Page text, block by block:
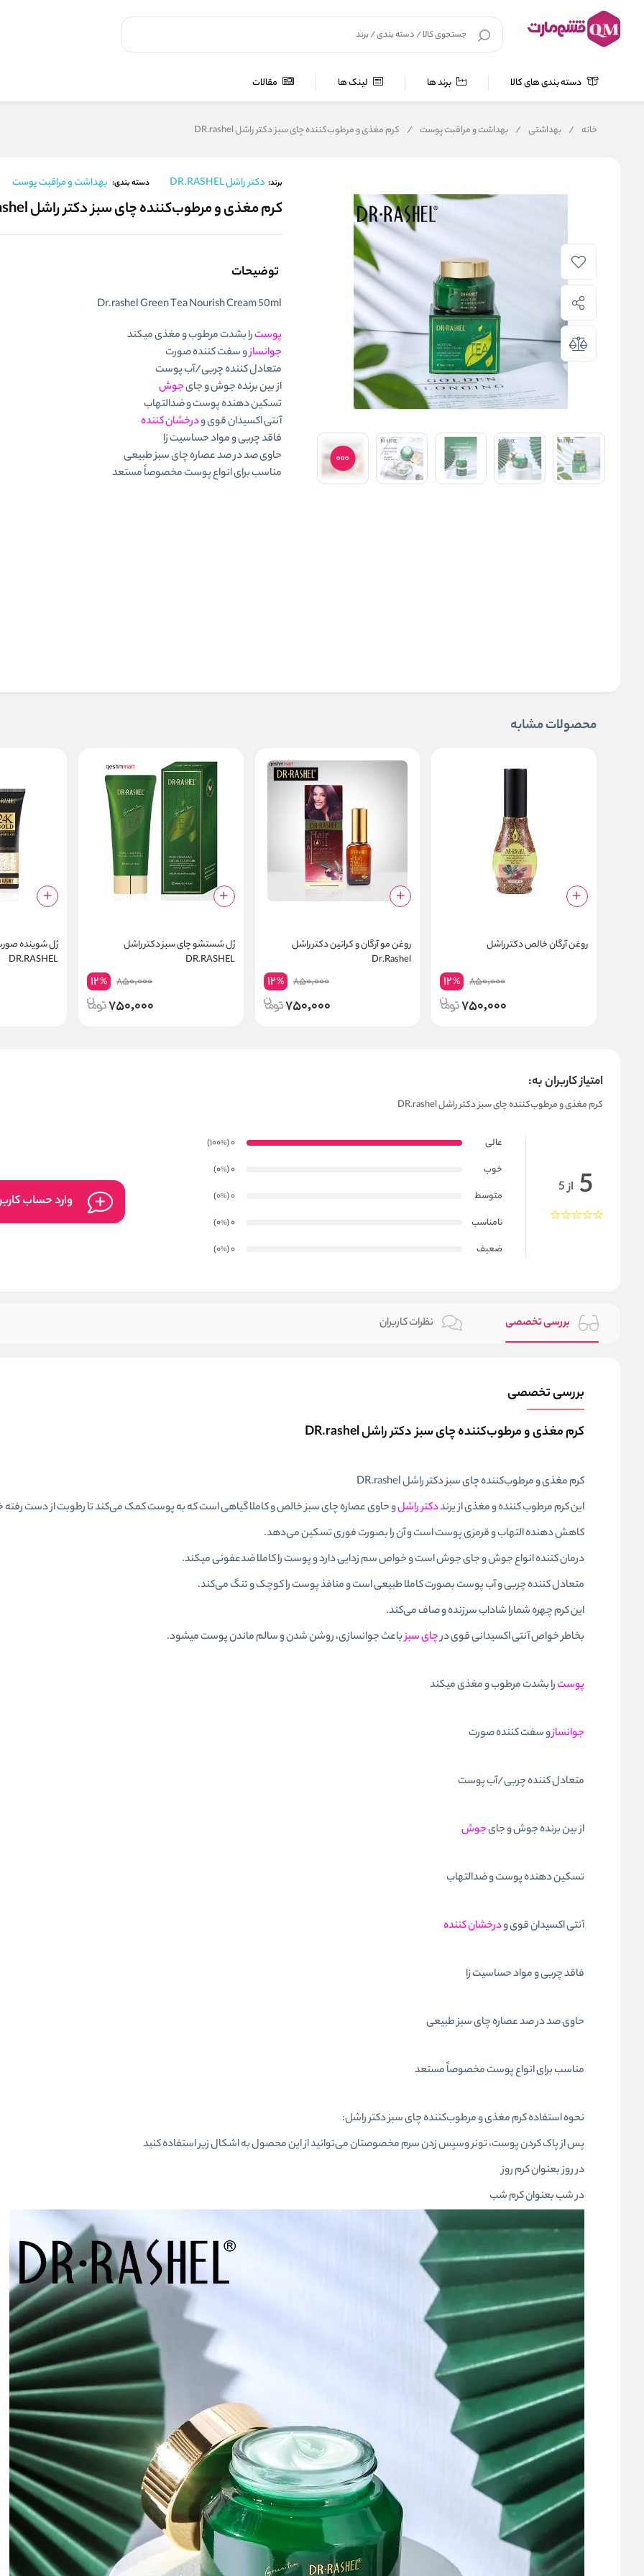
دسته بندی های کالا برند ها لینک ها مقالات
خانه / بهداشتی / بهداشت و مراقبت پوست / کرم مغذی و مرطوب‌کننده چای سبز دکتر راشل DR.rashel
برند: دکتر راشل DR.RASHEL دسته بندی: بهداشت و مراقبت پوست
کرم مغذی و مرطوب‌کننده چای سبز دکتر راشل DR.rashel
توضیحات
Dr.rashel Green Tea Nourish Cream 50ml
پوسترا بشدت مرطوب و مغذی میکند
جوانسازو سفت کننده صورت
متعادل کننده چربی/آب پوست
از بین برنده جوش و جایجوش
تسکین دهنده پوست و ضدالتهاب
آنتی اکسیدان قوی ودرخشان کننده
فاقد چربی و مواد حساسیت زا
حاوی صد در صد عصاره چای سبز طبیعی
مناسب برای انواع پوست مخصوصاً مستعد
محصولات مشابه
روغن آرگان خالص دکتر راشل
850,000
12%
750,000
روغن مو آرگان و کراتین دکتر راشل
Dr.Rashel
850,000
12%
750,000
ژل شستشو چای سبز دکتر راشل
DR.RASHEL
850,000
12%
750,000
DR.RASHEL
امتیاز کاربران به:
کرم مغذی و مرطوب‌کننده چای سبز دکتر راشل DR.rashel
5 از 5
عالی 0
(100
%
)
خوب
0
(0
%
)
متوسط
0
(0
%
)
نامناسب
0
(0
%
)
ضعیف
0
(0
%
)
وارد حساب
بررسی تخصصی نظرات کاربران
بررسی تخصصی
کرم مغذی و مرطوب‌کننده چای سبز دکتر راشل DR.rashel
کرم مغذی و مرطوب‌کننده چای سبز دکتر راشل DR.rashel
این کرم مرطوب کننده و مغذی از یرنددکتر راشلو حاوی عصاره چای سبز خالص و کاملا گیاهی است که به پوست کمک می‌کند تا رطوبت از دست رفته
کاهش‌ دهنده التهاب و قرمزی پوست است و آن را بصورت فوری تسکین می‌دهد.
درمان کننده انواع جوش و جای جوش است و خواص سم زدایی دارد و پوست را کاملا ضدعفونی میکند.
متعادل کننده چربی و آب پوست بصورت کاملا طبیعی است و منافذ پوست را کوچک و تنگ می‌کند.
این کرم چهره شمارا شاداب سرزنده و صاف می‌کند.
بخاطر خواص آنتی اکسیدانی قوی درچای سبزباعث جوانسازی، روشن شدن و سالم ماندن پوست میشود.
پوسترا بشدت مرطوب و مغذی میکند
جوانسازو سفت کننده صورت
متعادل کننده چربی/آب پوست
از بین برنده جوش و جایجوش
تسکین دهنده پوست و ضدالتهاب
آنتی اکسیدان قوی ودرخشان کننده
فاقد چربی و مواد حساسیت زا
حاوی صد در صد عصاره چای سبز طبیعی
مناسب برای انواع پوست مخصوصاً مستعد
نحوه استفاده کرم مغذی و مرطوب‌کننده چای سبز دکتر راشل:
پس از پاک کردن پوست، تونر وسپس زدن سرم مخصوصتان می‌توانید از این محصول به اشکال زیر استفاده کنید
در روز بعنوان کرم روز
در شب بعنوان کرم شب